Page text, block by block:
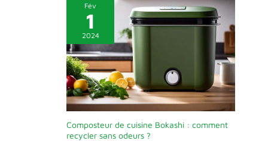
Fév
1
2024
Composteur de cuisine Bokashi : comment
recycler sans odeurs ?